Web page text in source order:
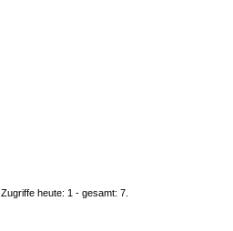
Zugriffe heute: 1 - gesamt: 7.